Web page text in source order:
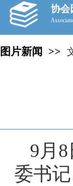
协会
图片新闻 >>
9月
委书